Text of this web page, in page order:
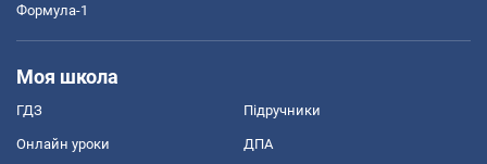
Формула-1
Моя школа
ГДЗ Підручники
Онлайн уроки ДПА